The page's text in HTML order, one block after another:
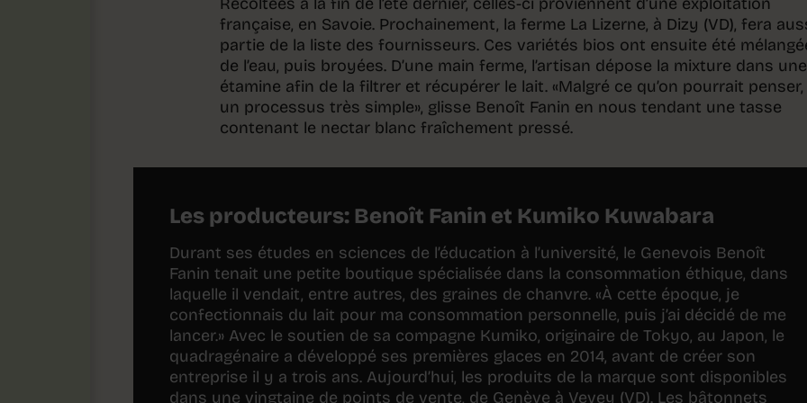
française, en Savoie. Prochainement, la ferme La Lizerne, à Dizy (VD), fera
partie de la liste des fournisseurs. Ces variétés bios ont ensuite été
de l’eau, puis broyées. D’une main ferme, l’artisan dépose la mixture dans une
étamine afin de la filtrer et récupérer le lait. «Malgré ce qu’on pourrait penser,
un processus très simple», glisse Benoît Fanin en nous tendant une tasse
contenant le nectar blanc fraîchement pressé.
Les producteurs: Benoît Fanin et Kumiko Kuwabara
Durant ses études en sciences de l’éducation à l’université, le Genevois Benoît
Fanin tenait une petite boutique spécialisée dans la consommation éthique, dans
laquelle il vendait, entre autres, des graines de chanvre. «À cette époque, je
confectionnais du lait pour ma consommation personnelle, puis j’ai décidé de me
lancer.» Avec le soutien de sa compagne Kumiko, originaire de Tokyo, au Japon, le
quadragénaire a développé ses premières glaces en 2014, avant de créer son
entreprise il y a trois ans. Aujourd’hui, les produits de la marque sont disponibles
dans une vingtaine de points de vente, de Genève à Vevey (VD). Les bâtonnets